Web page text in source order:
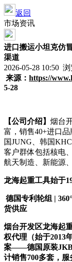
返回
市场资讯
进口搬运小坦克仿
渠道
2026-05-28 10:50 浏
来源： https://
5-28
【公司介绍】 烟台
富，销售40+进口
国JUNG、韩国
客户群体包括核电
航天制造、新能源
龙海起重工具始于
德国专利轮组 |
货供应
烟台开发区龙海起
权代理（始于2013
案——德国原装
计销售700多套，